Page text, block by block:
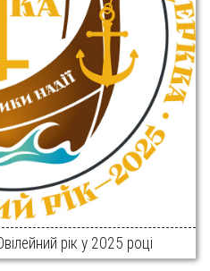
рік у 2025 році